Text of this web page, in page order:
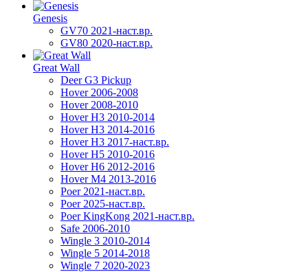
Genesis
GV70 2021-наст.вр.
GV80 2020-наст.вр.
Great Wall
Deer G3 Pickup
Hover 2006-2008
Hover 2008-2010
Hover H3 2010-2014
Hover H3 2014-2016
Hover H3 2017-наст.вр.
Hover H5 2010-2016
Hover H6 2012-2016
Hover M4 2013-2016
Poer 2021-наст.вр.
Poer 2025-наст.вр.
Poer KingKong 2021-наст.вр.
Safe 2006-2010
Wingle 3 2010-2014
Wingle 5 2014-2018
Wingle 7 2020-2023